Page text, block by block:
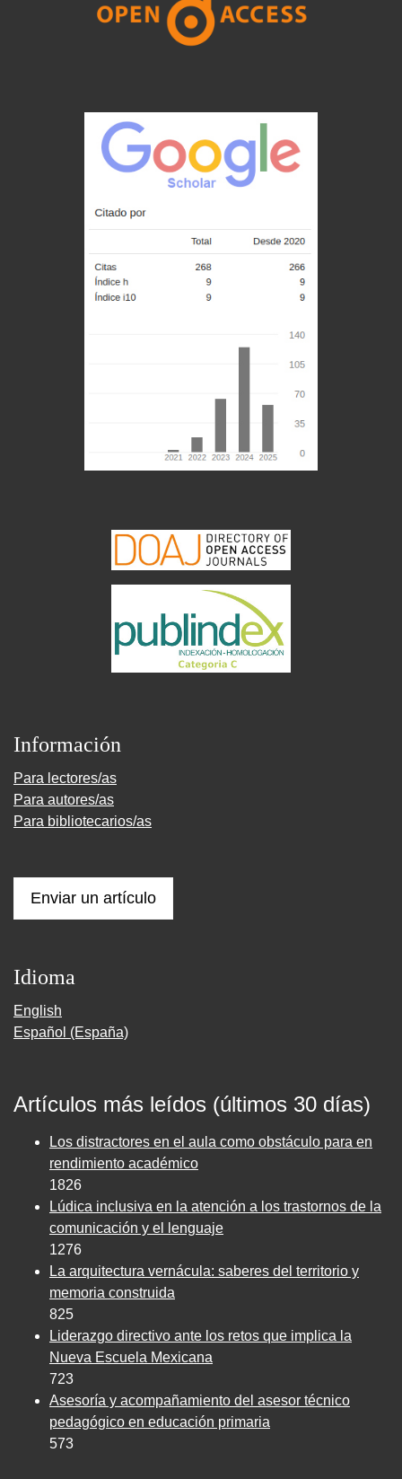
Información
Para lectores/as
Para autores/as
Para bibliotecarios/as
Enviar un artículo
Idioma
English
Español (España)
Artículos más leídos (últimos 30 días)
Los distractores en el aula como obstáculo para en
rendimiento académico
1826
Lúdica inclusiva en la atención a los trastornos de la
comunicación y el lenguaje
1276
La arquitectura vernácula: saberes del territorio y
memoria construida
825
Liderazgo directivo ante los retos que implica la
Nueva Escuela Mexicana
723
Asesoría y acompañamiento del asesor técnico
pedagógico en educación primaria
573